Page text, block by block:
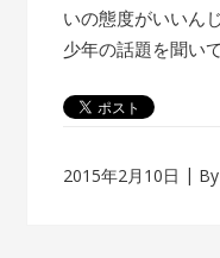
いの態度がいいん
少年の話題を聞い
2015年2月10日